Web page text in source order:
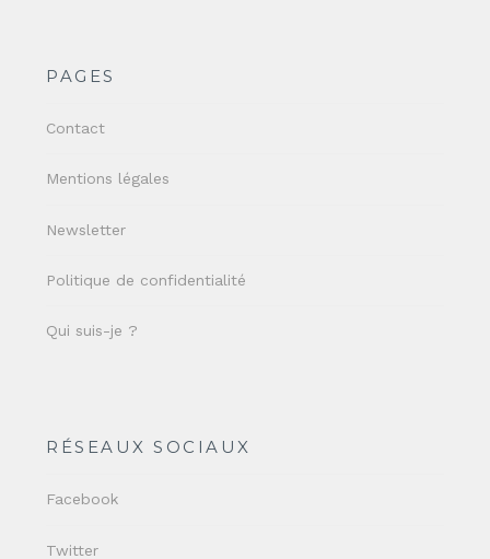
PAGES
Contact
Mentions légales
Newsletter
Politique de confidentialité
Qui suis-je ?
RÉSEAUX SOCIAUX
Facebook
Twitter